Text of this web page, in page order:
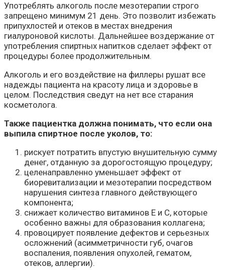
Употреблять алкоголь после мезотерапии строго
запрещено минимум 21 день. Это позволит избежать
припухлостей и отеков в местах внедрения
гиалуроновой кислоты. Дальнейшее воздержание от
употребления спиртных напитков сделает эффект от
процедуры более продолжительным.
Алкоголь и его воздействие на филлеры рушат все
надежды пациента на красоту лица и здоровье в
целом. Последствия сведут на нет все старания
косметолога.
Также пациентка должна понимать, что если она
выпила спиртное после уколов, то:
рискует потратить впустую внушительную сумму
денег, отданную за дорогостоящую процедуру;
целенаправленно уменьшает эффект от
биоревитализации и мезотерапии посредством
нарушения синтеза главного действующего
компонента;
снижает количество витаминов Е и С, которые
особенно важны для образования коллагена;
провоцирует появление дефектов и серьезных
осложнений (асимметричности губ, очагов
воспаления, появления опухолей, гематом,
отеков, аллергии).